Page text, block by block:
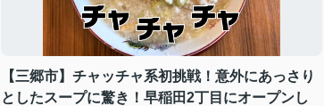
【三郷市】チャッチャ系初挑戦！意外にあっさり
としたスープに驚き！早稲田2丁目にオープンし